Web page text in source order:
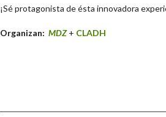
¡Sé protagonista de ésta innovadora
Organizan: MDZ+ CLADH